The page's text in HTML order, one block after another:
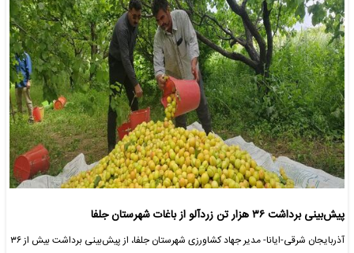
پیش‌بینی برداشت ۳۶ هزار تن زردآلو از باغات شهرستان جلفا
آذربایجان شرقی-ایانا- مدیر جهاد کشاورزی شهرستان جلفا، از پیش‌بینی برداشت بیش از ۳۶